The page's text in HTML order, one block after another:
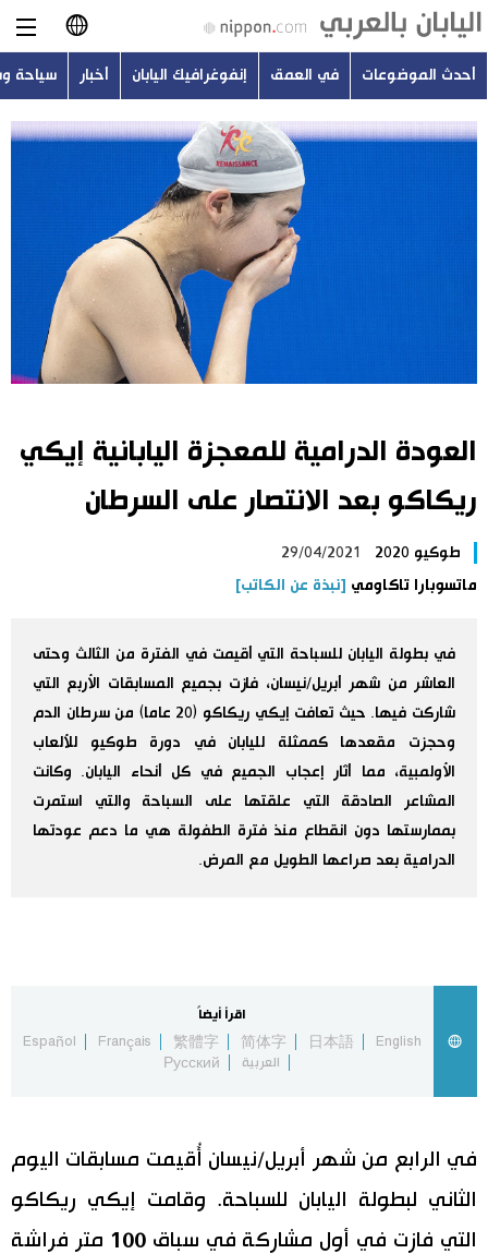
日本語
English
繁體字
Français
Español
سياحة وسفر
اليابان في فيديو
مانغا وأنيمي
علوم وتكنولوجيا
الأقسام
صور
أشخاص
لايف ستايل
الأكثر تفاعلا
اللغة اليابانية تواصل معنا
أحدث الموضوعات في العمق إنفوغرافيك اليابان أخبار سياحة
العودة الدرامية للمعجزة اليابانية إيكي
ريكاكو بعد الانتصار على السرطان
طوكيو 2020
29/04/2021
ماتسوبارا تاكاومي [نبذة عن الكاتب]
في بطولة اليابان للسباحة التي أقيمت في الفترة من الثالث وحتى
العاشر من شهر أبريل/نيسان، فازت بجميع المسابقات الأربع التي
شاركت فيها. حيث تعافت إيكي ريكاكو (20 عاما) من سرطان الدم
وحجزت مقعدها كممثلة لليابان في دورة طوكيو للألعاب
الأولمبية، مما أثار إعجاب الجميع في كل أنحاء اليابان. وكانت
المشاعر الصادقة التي علقتها على السباحة والتي استمرت
بممارستها دون انقطاع منذ فترة الطفولة هي ما دعم عودتها
الدرامية بعد صراعها الطويل مع المرض.
اقرأ أيضاً
English
日本語
简体字
繁體字
Français
Español
العربية
Русский
في الرابع من شهر أبريل/نيسان أُقيمت مسابقات اليوم
الثاني لبطولة اليابان للسباحة. وقامت إيكي ريكاكو
التي فازت في أول مشاركة في سباق 100 متر فراشة